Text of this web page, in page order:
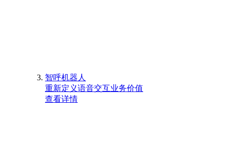
智呼机器人
重新定义语音交互业务价值
查看详情